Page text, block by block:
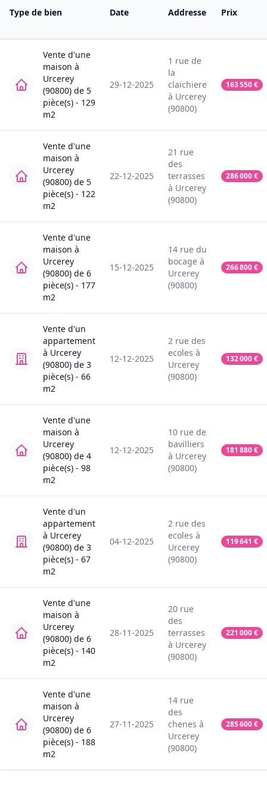
Type de bien Date Addresse Prix
Vente d'une
maison à
Urcerey
(90800) de 5
pièce(s) - 129
m2
29-12-2025
1 rue de
la
claichiere
à Urcerey
(90800)
163 550€
Vente d'une
maison à
Urcerey
(90800) de 5
pièce(s) - 122
m2
22-12-2025
21 rue
des
terrasses
à Urcerey
(90800)
286 000€
Vente d'une
maison à
Urcerey
(90800) de 6
pièce(s) - 177
m2
15-12-2025
14 rue du
bocage à
Urcerey
(90800)
266 800€
Vente d'un
appartement
à Urcerey
(90800) de 3
pièce(s) - 66
m2
12-12-2025
2 rue des
ecoles à
Urcerey
(90800)
132 000€
Vente d'une
maison à
Urcerey
(90800) de 4
pièce(s) - 98
m2
12-12-2025
10 rue de
bavilliers
à Urcerey
(90800)
181 880€
Vente d'un
appartement
à Urcerey
(90800) de 3
pièce(s) - 67
m2
04-12-2025
2 rue des
ecoles à
Urcerey
(90800)
119 641 €
Vente d'une
maison à
Urcerey
(90800) de 6
pièce(s) - 140
m2
28-11-2025
20 rue
des
terrasses
à Urcerey
(90800)
221 000€
Vente d'une
maison à
Urcerey
(90800) de 6
pièce(s) - 188
m2
27-11-2025
14 rue
des
chenes à
Urcerey
(90800)
285 600€